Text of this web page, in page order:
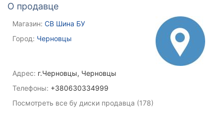
О продавце
Магазин: СВ Шина БУ
Город: Черновцы
Адрес: г.Черновцы, Черновцы
Телефоны: +380630334999
Посмотреть все бу диски продавца (178)